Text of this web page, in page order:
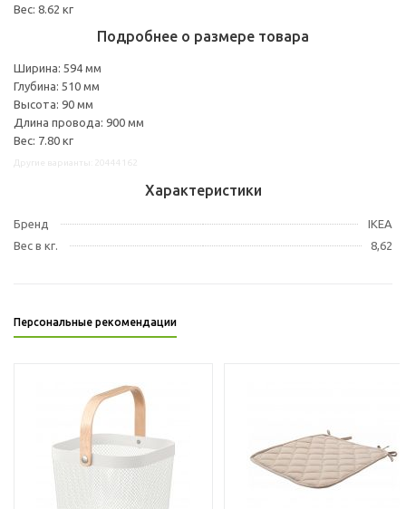
Вес: 8.62 кг
Подробнее о размере товара
Ширина: 594 мм
Глубина: 510 мм
Высота: 90 мм
Длина провода: 900 мм
Вес: 7.80 кг
Характеристики
Бренд
IKEA
Вес в кг.
8,62
Персональные рекомендации